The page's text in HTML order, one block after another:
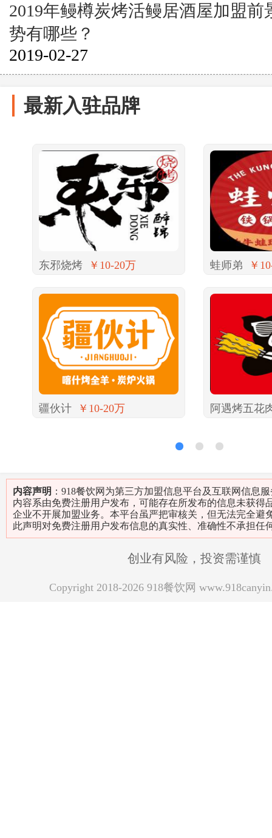
2019年鳗樽炭烤活鳗居酒屋加盟前
势有哪些？
2019-02-27
最新入驻品牌
东邪烧烤 ￥10-20万 蛙师弟 ￥
疆伙计 ￥10-20万 阿遇烤五花
内容声明 ：918餐饮网为第三方加盟信息平台及互联网信息
内容系由免费注册用户发布，可能存在所发布的信息未获得
企业不开展加盟业务。本平台虽严把审核关，但无法完全避
此声明对免费注册用户发布信息的真实性、准确性不承担任
创业有风险，投资需谨慎
Copyright 2018-2026 918餐饮网